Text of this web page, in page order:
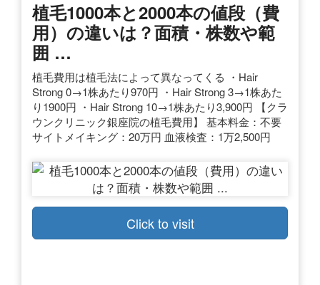
植毛1000本と2000本の値段（費
用）の違いは？面積・株数や範
囲 …
植毛費用は植毛法によって異なってくる ・Hair
Strong 0→1株あたり970円 ・Hair Strong 3→1株あた
り1900円 ・Hair Strong 10→1株あたり3,900円 【クラ
ウンクリニック銀座院の植毛費用】 基本料金：不要
サイトメイキング：20万円 血液検査：1万2,500円
Click to visit